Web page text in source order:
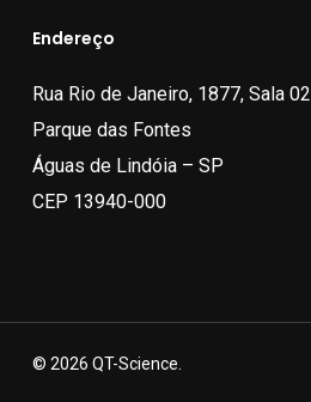
Endereço
Rua Rio de Janeiro, 1877, Sala 02
Parque das Fontes
Águas de Lindóia – SP
CEP 13940-000
© 2026 QT-Science.